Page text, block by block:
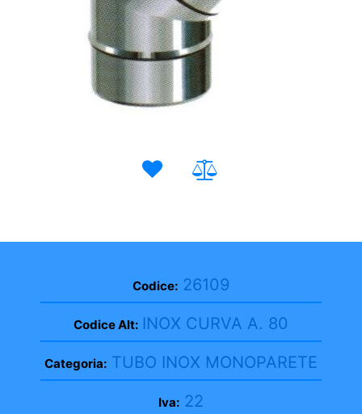
Codice: 26109
Codice Alt: INOX CURVA A. 80
Categoria: TUBO INOX MONOPARETE
Iva: 22